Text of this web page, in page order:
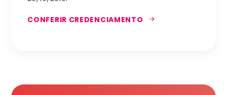
CONFERIR CREDENCIAMENTO